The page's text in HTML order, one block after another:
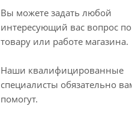
Вы можете задать любой
интересующий вас вопрос по
товару или работе магазина.
Наши квалифицированные
специалисты обязательно
помогут.